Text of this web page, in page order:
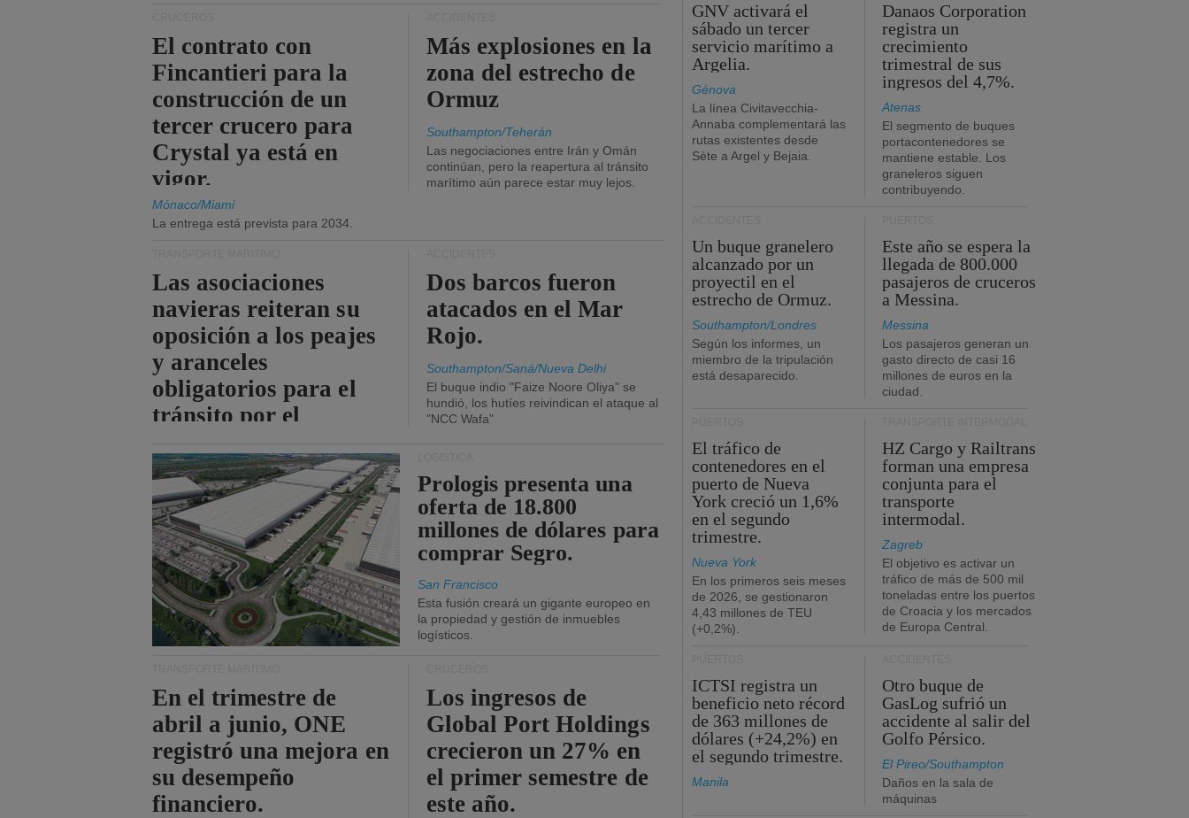
El contrato con
Fincantieri para la
construcción de un
tercer crucero para
Crystal ya está en
vigor.
Mónaco/Miami
La entrega está prevista para 2034.
Más explosiones en la
zona del estrecho de
Ormuz
Southampton/Teherán
Las negociaciones entre Irán y Omán
continúan, pero la reapertura al tránsito
marítimo aún parece estar muy lejos.
Las asociaciones
navieras reiteran su
oposición a los peajes
y aranceles
obligatorios para el
tránsito por el
Dos barcos fueron
atacados en el Mar
Rojo.
Southampton/Saná/Nueva Delhi
El buque indio "Faize Noore Oliya" se
hundió, los hutíes reivindican el ataque al
"NCC Wafa"
Prologis presenta una
oferta de 18.800
millones de dólares para
comprar Segro.
San Francisco
Esta fusión creará un gigante europeo en
la propiedad y gestión de inmuebles
logísticos.
En el trimestre de
abril a junio, ONE
registró una mejora en
su desempeño
financiero.
Los ingresos de
Global Port Holdings
crecieron un 27% en
el primer semestre de
este año.
GNV activará el
sábado un tercer
servicio marítimo a
Argelia.
Génova
La línea Civitavecchia-
Annaba complementará las
rutas existentes desde
Sète a Argel y Bejaia.
Danaos Corporation
registra un
crecimiento
trimestral de sus
ingresos del 4,7%.
Atenas
El segmento de buques
portacontenedores se
mantiene estable. Los
graneleros siguen
contribuyendo.
Un buque granelero
alcanzado por un
proyectil en el
estrecho de Ormuz.
Southampton/Londres
Según los informes, un
miembro de la tripulación
está desaparecido.
Este año se espera la
llegada de 800.000
pasajeros de cruceros
a Messina.
Messina
Los pasajeros generan un
gasto directo de casi 16
millones de euros en la
ciudad.
El tráfico de
contenedores en el
puerto de Nueva
York creció un 1,6%
en el segundo
trimestre.
Nueva York
En los primeros seis meses
de 2026, se gestionaron
4,43 millones de TEU
(+0,2%).
HZ Cargo y Railtrans
forman una empresa
conjunta para el
transporte
intermodal.
Zagreb
El objetivo es activar un
tráfico de más de 500 mil
toneladas entre los puertos
de Croacia y los mercados
de Europa Central.
ICTSI registra un
beneficio neto récord
de 363 millones de
dólares (+24,2%) en
el segundo trimestre.
Manila
Otro buque de
GasLog sufrió un
accidente al salir del
Golfo Pérsico.
El Pireo/Southampton
Daños en la sala de
máquinas